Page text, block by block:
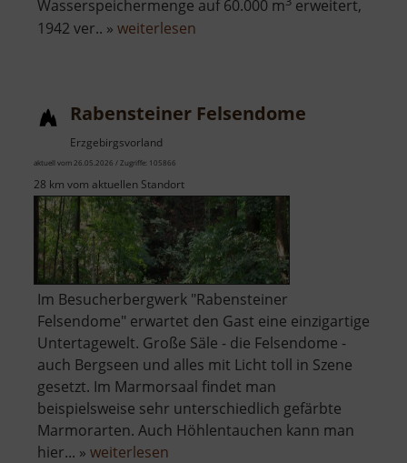
Wasserspeichermenge auf 60.000 m erweitert,
1942 ver.. » weiterlesen
Rabensteiner Felsendome
Erzgebirgsvorland
aktuell vom 26.05.2026 / Zugriffe: 105866
28 km vom aktuellen Standort
Im Besucherbergwerk "Rabensteiner
Felsendome" erwartet den Gast eine einzigartige
Untertagewelt. Große Säle - die Felsendome -
auch Bergseen und alles mit Licht toll in Szene
gesetzt. Im Marmorsaal findet man
beispielsweise sehr unterschiedlich gefärbte
Marmorarten. Auch Höhlentauchen kann man
hier... » weiterlesen